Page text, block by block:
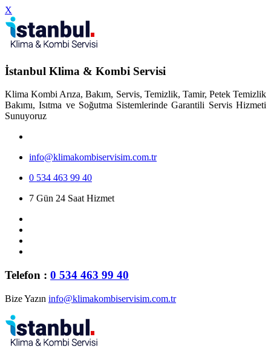
X
İstanbul Klima & Kombi Servisi
Klima Kombi Arıza, Bakım, Servis, Temizlik, Tamir, Petek Temizlik
Bakımı, Isıtma ve Soğutma Sistemlerinde Garantili Servis Hizmeti
Sunuyoruz
info@klimakombiservisim.com.tr
0 534 463 99 40
7 Gün 24 Saat Hizmet
Telefon : 0 534 463 99 40
Bize Yazın info@klimakombiservisim.com.tr